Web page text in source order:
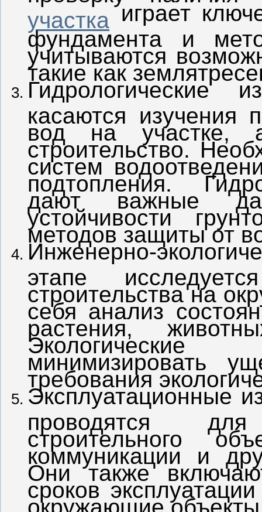
участка играет
фундамента и
учитываются
такие как
Гидрологические
касаются изучения
вод на участке,
строительство.
систем
подтопления.
дают важные
устойчивости
методов защиты от
Инженерно-
этапе
строительства на
себя анализ
растения,
минимизировать
требования
Эксплуатационные
проводятся
строительного
коммуникации и
Они также
сроков
окружающие